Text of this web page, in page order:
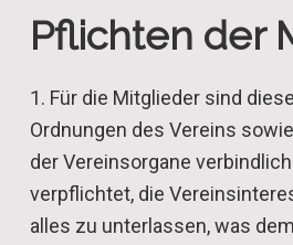
Pflichten der
1. Für die Mitglieder sind
Ordnungen des Vereins
der Vereinsorgane
verpflichtet, die
alles zu unterlassen, was